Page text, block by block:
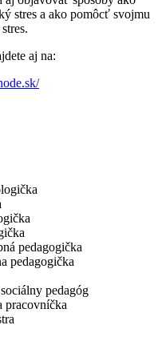
stres a ako pomôcť svojmu
aj na:
pedagogička
pedagogička
pedagóg
pracovníčka